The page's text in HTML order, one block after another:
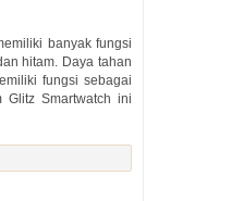
banyak fungsi
hitam. Daya tahan
fungsi sebagai
Glitz Smartwatch ini